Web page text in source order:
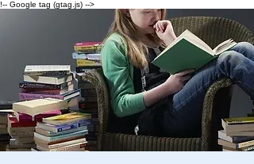
!-- Google tag (gtag.js) -->